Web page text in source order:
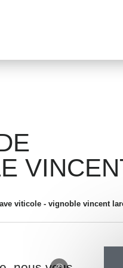
viticole - vignoble vincent
*
email *